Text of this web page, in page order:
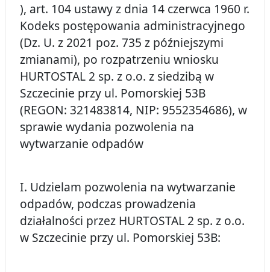
), art. 104 ustawy z dnia 14 czerwca 1960 r.
Kodeks postępowania administracyjnego
(Dz. U. z 2021 poz. 735 z późniejszymi
zmianami), po rozpatrzeniu wniosku
HURTOSTAL 2 sp. z o.o. z siedzibą w
Szczecinie przy ul. Pomorskiej 53B
(REGON: 321483814, NIP: 9552354686), w
sprawie wydania pozwolenia na
wytwarzanie odpadów
I. Udzielam pozwolenia na wytwarzanie
odpadów, podczas prowadzenia
działalności przez HURTOSTAL 2 sp. z o.o.
w Szczecinie przy ul. Pomorskiej 53B: